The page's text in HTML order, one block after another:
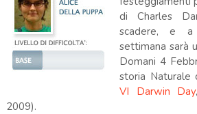
di Charles
scadere, e
settimana sarà
Domani 4
storia Naturale
VI Darwin Day
2009).